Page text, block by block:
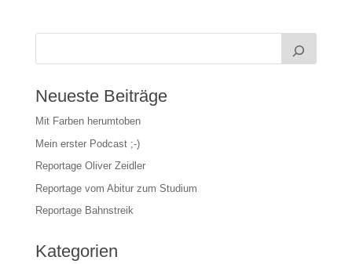
Neueste Beiträge
Mit Farben herumtoben
Mein erster Podcast ;-)
Reportage Oliver Zeidler
Reportage vom Abitur zum Studium
Reportage Bahnstreik
Kategorien